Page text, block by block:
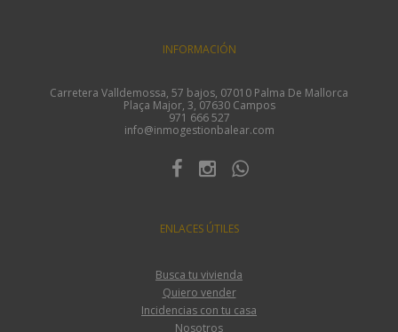
INFORMACIÓN
Carretera Valldemossa, 57 bajos, 07010 Palma De Mallorca
Plaça Major, 3, 07630 Campos
971 666 527
info@inmogestionbalear.com
ENLACES ÚTILES
Busca tu vivienda
Quiero vender
Incidencias con tu casa
Nosotros